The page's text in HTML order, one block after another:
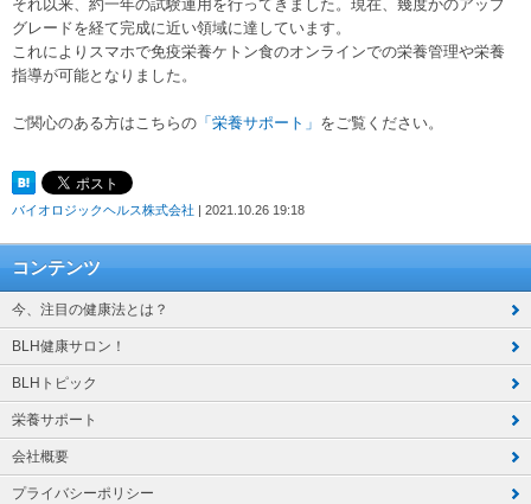
それ以来、約一年の試験運用を行ってきました。現在、幾度かのアップ
グレードを経て完成に近い領域に達しています。
これによりスマホで免疫栄養ケトン食のオンラインでの栄養管理や栄養
指導が可能となりました。
ご関心のある方はこちらの 「栄養サポート」 をご覧ください。
バイオロジックヘルス株式会社 | 2021.10.26 19:18
コンテンツ
今、注目の健康法とは？
BLH健康サロン！
BLHトピック
栄養サポート
会社概要
プライバシーポリシー